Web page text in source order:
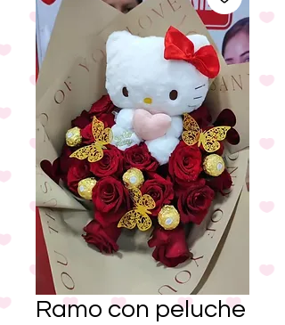
Ramo con peluche